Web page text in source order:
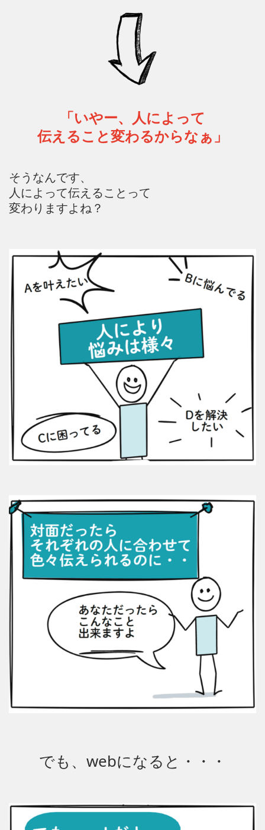
「いやー、人によって
伝えること変わるからなぁ」
そうなんです、
人によって伝えることって
変わりますよね？
でも、webになると・・・